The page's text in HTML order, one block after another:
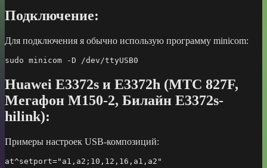
HP
Gen9
Подключение:
Для подключения я обычно использую программу minicom:
sudo minicom -D /dev/ttyUSB0
Huawei E3372s и E3372h (МТС 827F,
Мегафон М150-2, Билайн E3372s-
hilink):
Примеры настроек USB-композиций:
at^setport="a1,a2;10,12,16,a1,a2"